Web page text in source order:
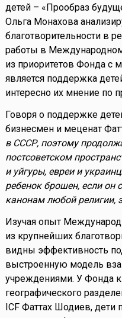
детей – «Прообраз
Ольга Монахова
благотворительности в
работы в
из приоритетов Фонда с
является поддержка
интересно их мнение по
Говоря о поддержке
бизнесмен и меценат
в СССР, поэтому
постсоветском
и уйгуры, евреи и
ребенок брошен, если он
канонам любой религии,
Изучая опыт
из крупнейших
видны эффективность
выстроенную модель
учреждениями. У Фонда
географического
ICF Фаттах Шодиев, дети